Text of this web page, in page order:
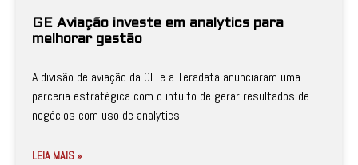
GE Aviação investe em analytics para
melhorar gestão
A divisão de aviação da GE e a Teradata anunciaram uma
parceria estratégica com o intuito de gerar resultados de
negócios com uso de analytics
LEIA MAIS »